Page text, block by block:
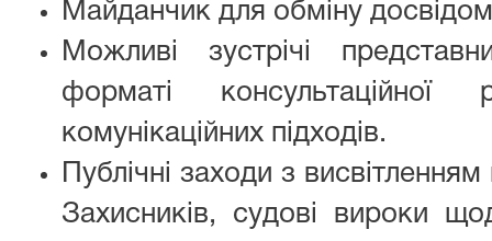
Майданчик для обміну
Можливі зустрічі
форматі
комунікаційних підходів.
Публічні заходи з
Захисників, судові вироки